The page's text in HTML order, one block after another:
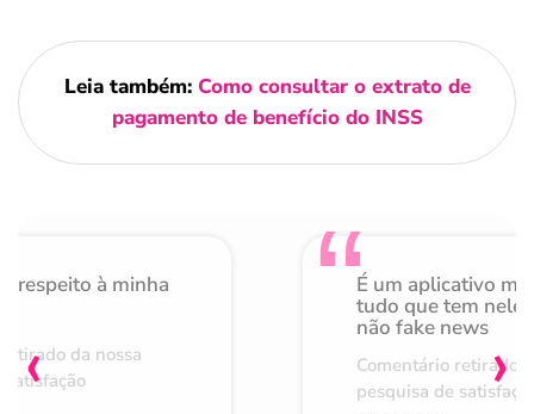
Leia também: Como consultar o extrato de
pagamento de benefício do INSS
respeito à minha
da nossa
É um aplicativo
tudo que tem nele
não fake news
Comentário retirado
pesquisa de
‹ ›